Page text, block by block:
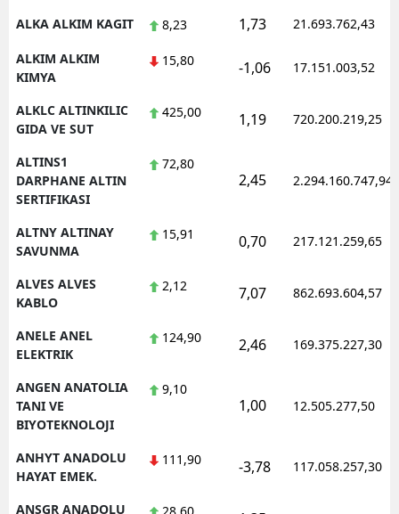
Ardahan
Iğdır
Karabük
Düzce
ALKA ALKIM KAGIT 8,23 1,73 21.693.762,43
ALKIM ALKIM
KIMYA
15,80 -1,06 17.151.003,52
ALKLC ALTINKILIC
GIDA VE SUT
425,00 1,19 720.200.219,25
ALTINS1
DARPHANE ALTIN
SERTIFIKASI
72,80
2,45 2.294.160.747,94
ALTNY ALTINAY
SAVUNMA
15,91 0,70 217.121.259,65
ALVES ALVES
KABLO
2,12 7,07 862.693.604,57
ANELE ANEL
ELEKTRIK
124,90 2,46 169.375.227,30
ANGEN ANATOLIA
TANI VE
BIYOTEKNOLOJI
9,10
1,00 12.505.277,50
ANHYT ANADOLU
HAYAT EMEK.
111,90 -3,78 117.058.257,30
ANSGR ANADOLU